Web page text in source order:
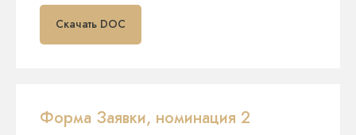
Скачать DOC
Форма Заявки, номинация 2